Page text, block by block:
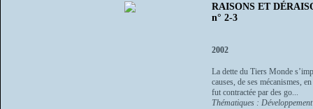
RAISONS ET
n° 2-3
2002
La dette du Tiers Monde
causes, de ses mécanismes,
fut contractée par des go...
Thématiques : Développement